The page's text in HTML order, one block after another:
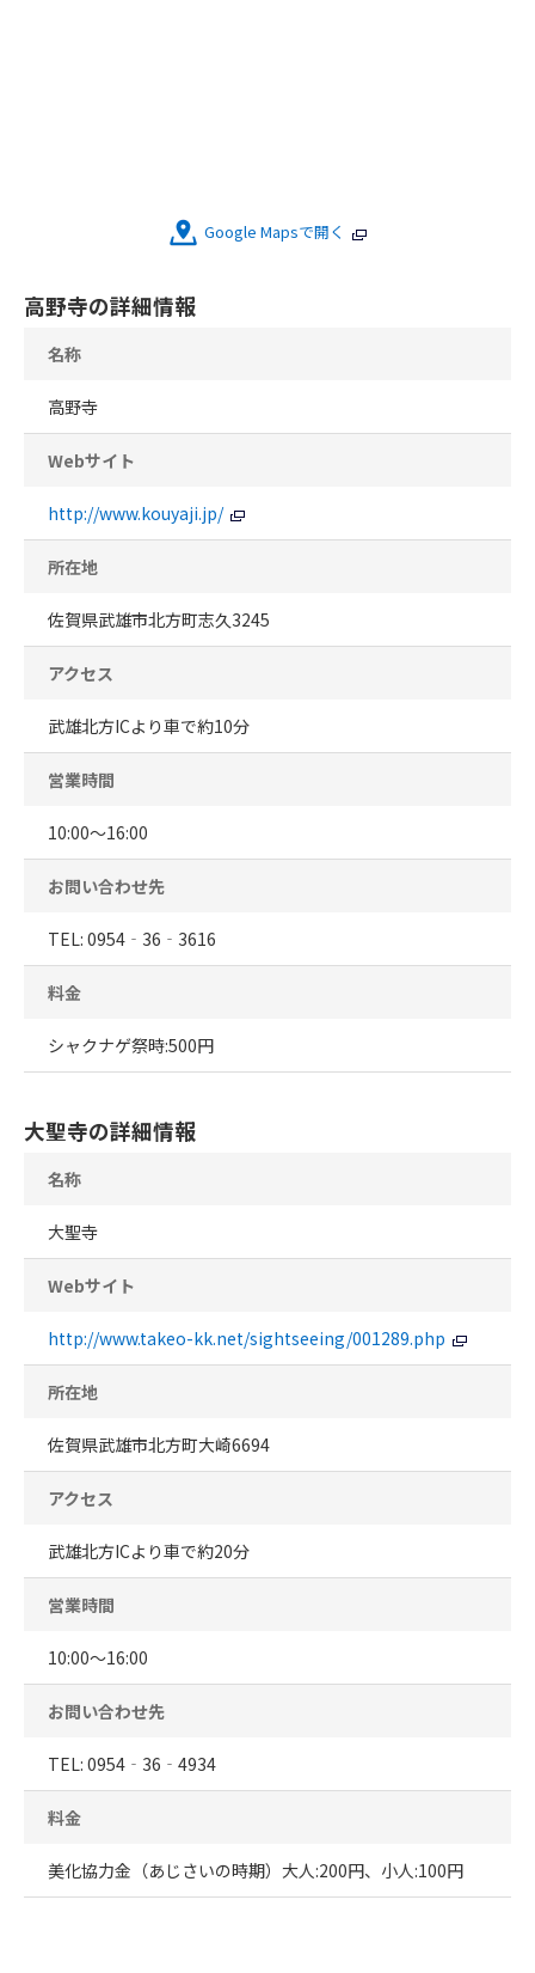
Google Mapsで開く
高野寺の詳細情報
名称
高野寺
Webサイト
http://www.kouyaji.jp/
所在地
佐賀県武雄市北方町志久3245
アクセス
武雄北方ICより車で約10分
営業時間
10:00～16:00
お問い合わせ先
TEL: 0954‐36‐3616
料金
シャクナゲ祭時:500円
大聖寺の詳細情報
名称
大聖寺
Webサイト
http://www.takeo-kk.net/sightseeing/001289.php
所在地
佐賀県武雄市北方町大崎6694
アクセス
武雄北方ICより車で約20分
営業時間
10:00～16:00
お問い合わせ先
TEL: 0954‐36‐4934
料金
美化協力金（あじさいの時期）大人:200円、小人:100円